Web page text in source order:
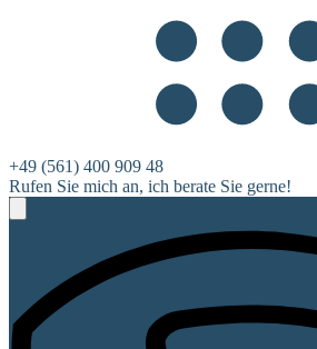
+49 (561) 400 909 48
Rufen Sie mich an, ich berate Sie gerne!